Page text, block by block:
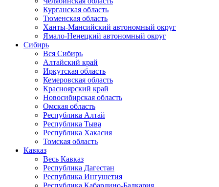
Курганская область
Тюменская область
Ханты-Мансийский автономный округ
Ямало-Ненецкий автономный округ
Сибирь
Вся Сибирь
Алтайский край
Иркутская область
Кемеровская область
Красноярский край
Новосибирская область
Омская область
Республика Алтай
Республика Тыва
Республика Хакасия
Томская область
Кавказ
Весь Кавказ
Республика Дагестан
Республика Ингушетия
Республика Кабардино-Балкария